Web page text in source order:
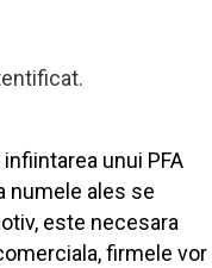
unui PFA
numele ales se
este necesara
firmele vor